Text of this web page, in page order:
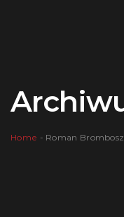
Home - Roman